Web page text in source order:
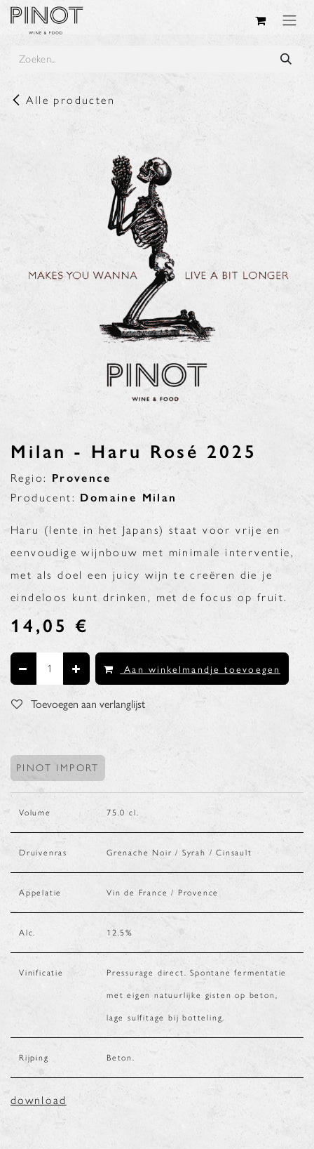
Overslaan naar inhoud
Alle producten
Milan - Haru Rosé 2025
Regio: Provence
Producent: Domaine Milan
Haru (lente in het Japans) staat voor vrije en
eenvoudige wijnbouw met minimale interventie,
met als doel een juicy wijn te creëren die je
eindeloos kunt drinken, met de focus op fruit.
14,05 €
Aan winkelmandje toevoegen
Toevoegen aan verlanglijst
PINOT IMPORT
Volume 75.0 cl.
Druivenras Grenache Noir / Syrah / Cinsault
Appelatie Vin de France / Provence
Alc. 12.5%
Vinificatie Pressurage direct. Spontane fermentatie
met eigen natuurlijke gisten op beton,
lage sulfitage bij botteling.
Rijping Beton.
download